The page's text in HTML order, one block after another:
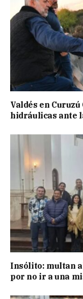
Valdés en
hidráulicas ante
Insólito: multan
por no ir a una